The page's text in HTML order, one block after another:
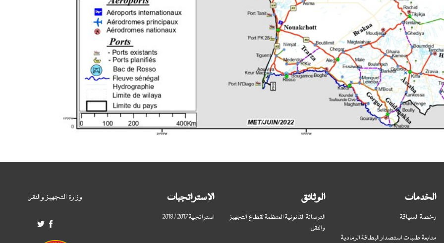
وزارة التجهيز والنقل الإستراتجبات
استراتجية 2017 / 2018
الوثائق
الترسانة القانونية المنظمة لقطاع التجهيز
والنقل
الخدمات
رخصة السياقة
متابعة طلبات استصدار البطاقة الرمادية